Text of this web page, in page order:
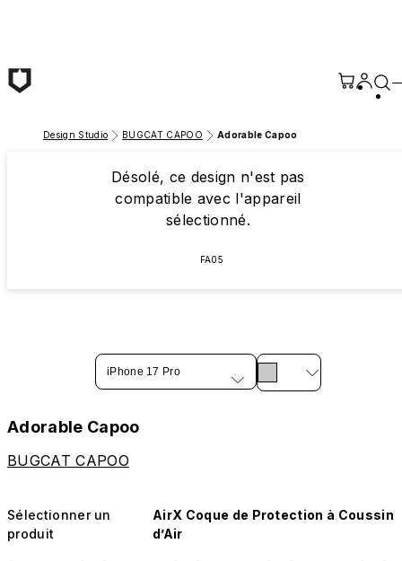
Design Studio BUGCAT CAPOO Adorable Capoo
Désolé, ce design n'est pas
compatible avec l'appareil
sélectionné.
FA05
iPhone 17 Pro
Adorable Capoo
BUGCAT CAPOO
Sélectionner un
produit
AirX Coque de Protection à Coussin
d’Air